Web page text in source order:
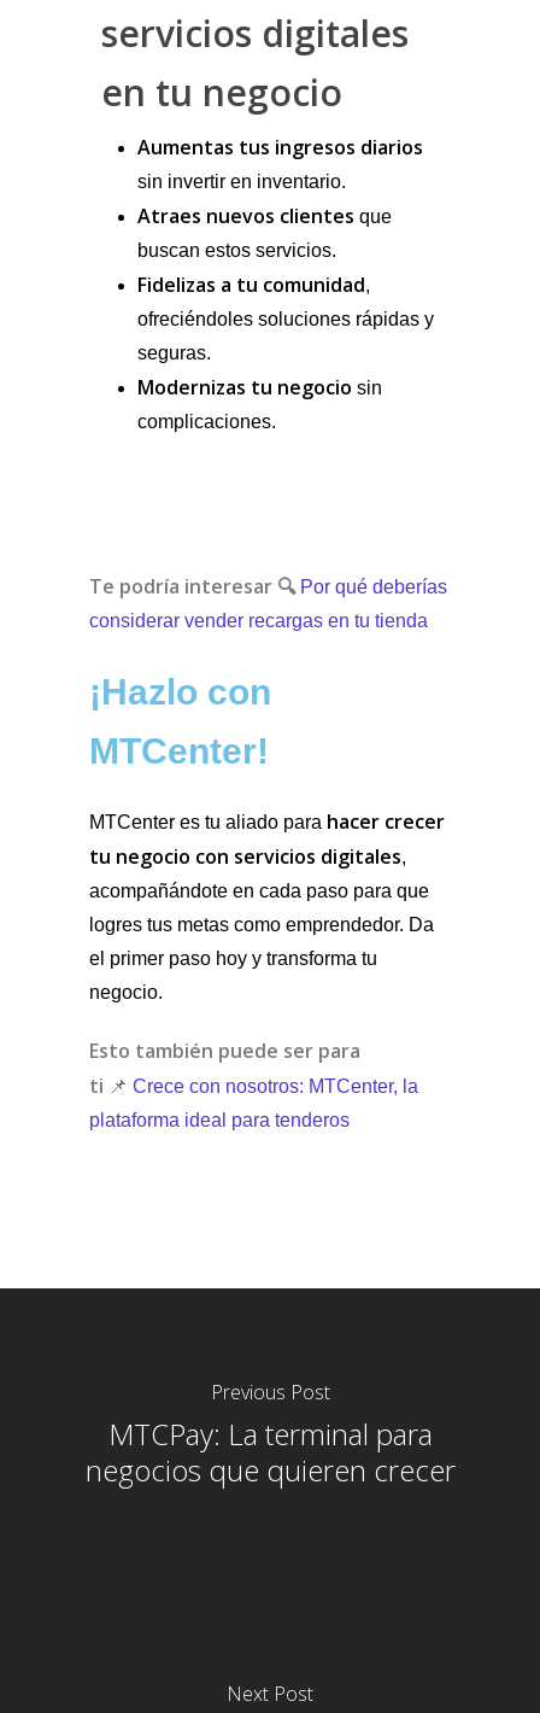
servicios digitales
en tu negocio
Aumentas tus ingresos diarios
sin invertir en inventario.
Atraes nuevos clientes que
buscan estos servicios.
Fidelizas a tu comunidad,
ofreciéndoles soluciones rápidas y
seguras.
Modernizas tu negocio sin
complicaciones.
Te podría interesar 🔍Por qué deberías
considerar vender recargas en tu tienda
¡Hazlo con
MTCenter!
MTCenter es tu aliado para hacer crecer
tu negocio con servicios digitales,
acompañándote en cada paso para que
logres tus metas como emprendedor. Da
el primer paso hoy y transforma tu
negocio.
Esto también puede ser para
ti 📌 Crece con nosotros: MTCenter, la
plataforma ideal para tenderos
Previous Post
MTCPay: La terminal para
negocios que quieren crecer
Next Post